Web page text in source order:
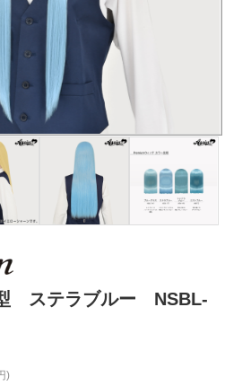
ステラブルー NSBL-
)